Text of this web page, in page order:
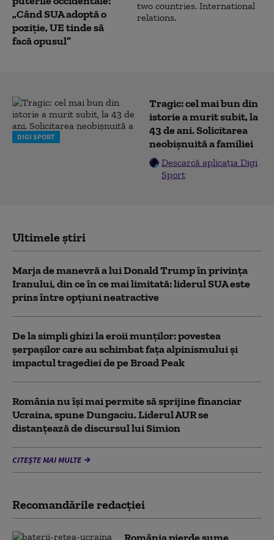
„Când SUA adoptă o
poziție, UE tinde să
facă opusul”
DIGI SPORT
Tragic: cel mai bun din
istorie a murit subit, la
43 de ani. Solicitarea
neobișnuită a familiei
Descarcă aplicația Digi
Sport
Ultimele știri
Marja de manevră a lui Donald Trump în privința
Iranului, din ce în ce mai limitată: liderul SUA este
prins între opțiuni neatractive
De la simpli ghizi la eroii munților: povestea
șerpașilor care au schimbat fața alpinismului și
impactul tragediei de pe Broad Peak
România nu își mai permite să sprijine financiar
Ucraina, spune Dungaciu. Liderul AUR se
distanțează de discursul lui Simion
CITEȘTE MAI MULTE
Recomandările redacţiei